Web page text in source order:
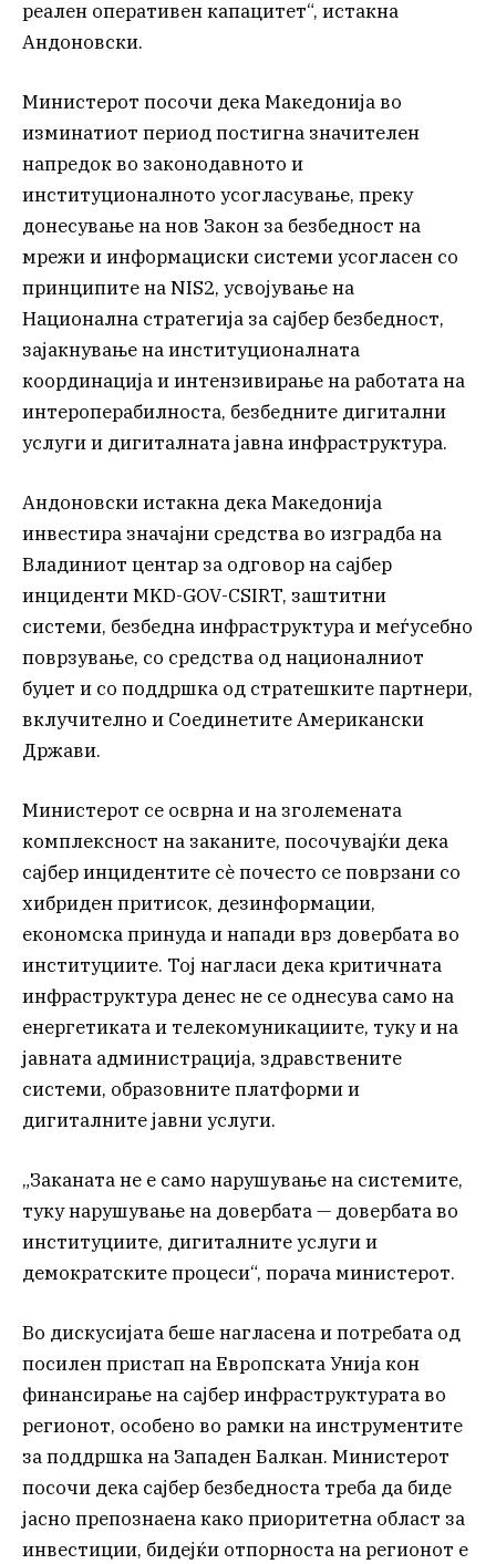
реален оперативен капацитет“, истакна
Андоновски.
Министерот посочи дека Македонија во
изминатиот период постигна значителен
напредок во законодавното и
институционалното усогласување, преку
донесување на нов Закон за безбедност на
мрежи и информациски системи усогласен со
принципите на NIS2, усвојување на
Национална стратегија за сајбер безбедност,
зајакнување на институционалната
координација и интензивирање на работата на
интероперабилноста, безбедните дигитални
услуги и дигиталната јавна инфраструктура.
Андоновски истакна дека Македонија
инвестира значајни средства во изградба на
Владиниот центар за одговор на сајбер
инциденти MKD-GOV-CSIRT, заштитни
системи, безбедна инфраструктура и меѓусебно
поврзување, со средства од националниот
буџет и со поддршка од стратешките партнери,
вклучително и Соединетите Американски
Држави.
Министерот се осврна и на зголемената
комплексност на заканите, посочувајќи дека
сајбер инцидентите сè почесто се поврзани со
хибриден притисок, дезинформации,
економска принуда и напади врз довербата во
институциите. Тој нагласи дека критичната
инфраструктура денес не се однесува само на
енергетиката и телекомуникациите, туку и на
јавната администрација, здравствените
системи, образовните платформи и
дигиталните јавни услуги.
„Заканата не е само нарушување на системите,
туку нарушување на довербата — довербата во
институциите, дигиталните услуги и
демократските процеси“, порача министерот.
Во дискусијата беше нагласена и потребата од
посилен пристап на Европската Унија кон
финансирање на сајбер инфраструктурата во
регионот, особено во рамки на инструментите
за поддршка на Западен Балкан. Министерот
посочи дека сајбер безбедноста треба да биде
јасно препознаена како приоритетна област за
инвестиции, бидејќи отпорноста на регионот е